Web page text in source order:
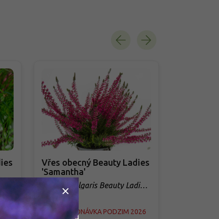
Vřes obecný Beauty Ladies
'Samantha'
Calluna vulgaris Beauty Ladies
'Samantha'
PŘEDOBJEDNÁVKA PODZIM 2026